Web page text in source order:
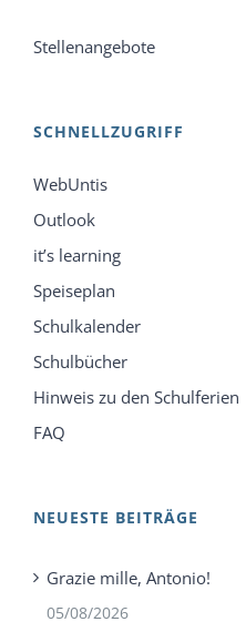
Stellenangebote
SCHNELLZUGRIFF
WebUntis
Outlook
it’s learning
Speiseplan
Schulkalender
Schulbücher
Hinweis zu den Schulferien
FAQ
NEUESTE BEITRÄGE
Grazie mille, Antonio!
05/08/2026